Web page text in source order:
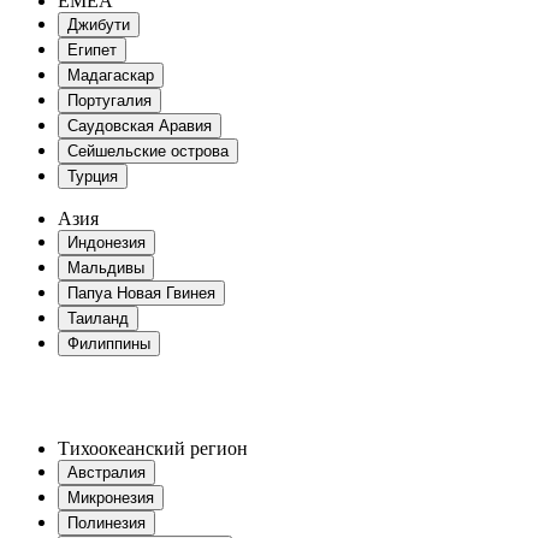
Джибути
Египет
Мадагаскар
Португалия
Саудовская Аравия
Сейшельские острова
Турция
Азия
Индонезия
Мальдивы
Папуа Новая Гвинея
Таиланд
Филиппины
Тихоокеанский регион
Австралия
Микронезия
Полинезия